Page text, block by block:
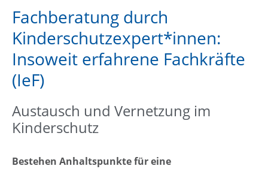
Fachberatung durch
Kinderschutzexpert*innen:
Insoweit erfahrene Fachkräfte
(IeF)
Austausch und Vernetzung im
Kinderschutz
Bestehen Anhaltspunkte für eine